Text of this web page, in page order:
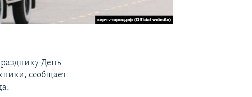
День
сообщает